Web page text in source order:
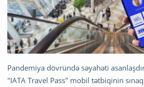
Pandemiya dövründə səyahəti
"IATA Travel Pass" mobil tətbiqinin sınaq